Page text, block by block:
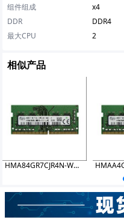
组件组成
x4
DDR
DDR4
最大CPU
2
相似产品
HMA84GR7CJR4N-WMT8 DDR4 32GB 2933 RDIMM